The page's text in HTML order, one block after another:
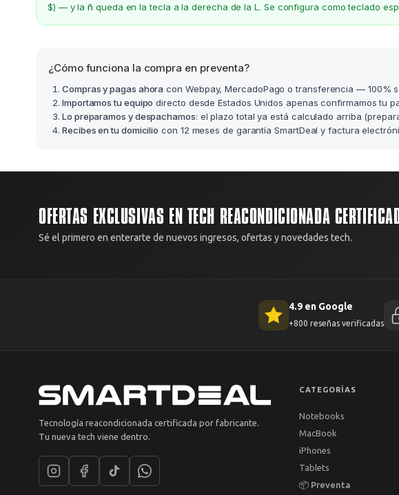
$) — y lañ queda en la tecla a la derecha de la L. Se configura como teclado
¿Cómo funciona la compra en preventa?
Compras y pagas ahora con Webpay, MercadoPago o transferencia — 100%
Importamos tu equipo directo desde Estados Unidos apenas confirmamos tu
Lo preparamos y despachamos: el plazo total ya está calculado arriba
Recibes en tu domicilio con 12 meses de garantía SmartDeal y factura
OFERTAS EXCLUSIVAS EN TECH REACONDICIONADA
Sé el primero en enterarte de nuevos ingresos, ofertas y novedades tech.
4.9 en Google
+800 reseñas verificadas
Tecnología reacondicionada certificada por fabricante.
Tu nueva tech viene dentro.
CATEGORÍAS
Notebooks
MacBook
iPhones
Tablets
📦 Preventa